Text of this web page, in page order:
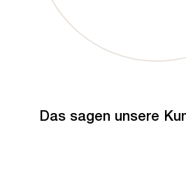
Das sagen unsere